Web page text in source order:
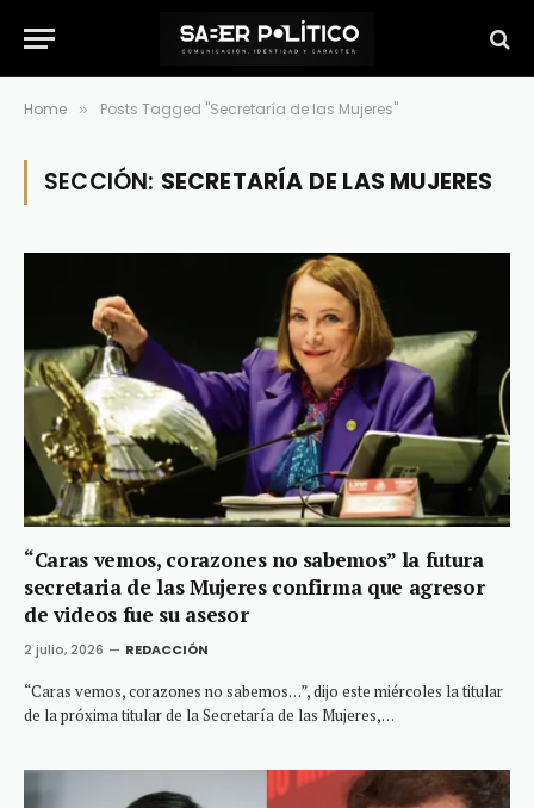
Home » Posts Tagged "Secretaría de las Mujeres"
SECCIÓN: SECRETARÍA DE LAS MUJERES
“Caras vemos, corazones no sabemos” la futura
secretaria de las Mujeres confirma que agresor
de videos fue su asesor
2 julio, 2026 REDACCIÓN
“Caras vemos, corazones no sabemos…”, dijo este miércoles la titular
de la próxima titular de la Secretaría de las Mujeres,…